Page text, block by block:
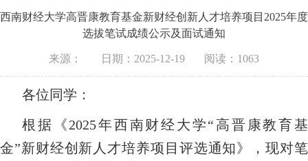
西南财经大学高晋康教育基金新财经创新人才培养项目2025年度
选拔笔试成绩公示及面试通知
来源： 日期：2025-12-19 阅读： 1063
各位同学：
根据《2025年西南财经大学“高晋康教育基
金”新财经创新人才培养项目评选通知》，现对笔